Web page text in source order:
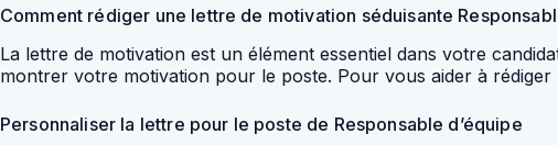
Comment rédiger une lettre de motivation séduisante
La lettre de motivation est un élément essentiel dans votre
montrer votre motivation pour le poste. Pour vous aider à
Personnaliser la lettre pour le poste de Responsable d’équipe